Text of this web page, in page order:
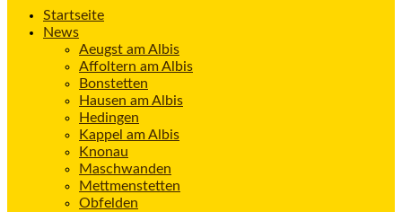
Startseite
News
Aeugst am Albis
Affoltern am Albis
Bonstetten
Hausen am Albis
Hedingen
Kappel am Albis
Knonau
Maschwanden
Mettmenstetten
Obfelden